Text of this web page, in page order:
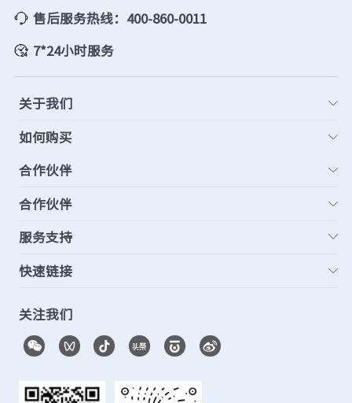
售后服务热线：400-860-0011
7*24小时服务
关于我们
如何购买
合作伙伴
合作伙伴
服务支持
快速链接
关注我们